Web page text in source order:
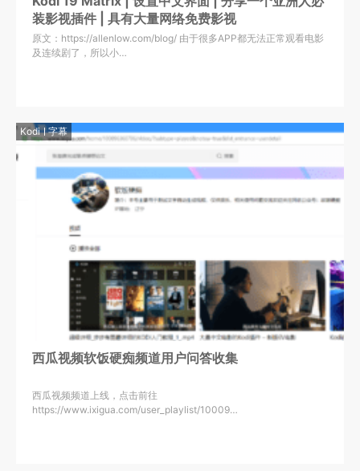
装影视插件 | 具有大量网络免费影视
原文：https://allenlow.com/blog/ 由于很多APP都无法正常观看电影
及连续剧了，所以小…
Kodi 字幕
西瓜视频软饭硬痴频道用户问答收集
西瓜视频频道上线，点击前往
https://www.ixigua.com/user_playlist/10009…